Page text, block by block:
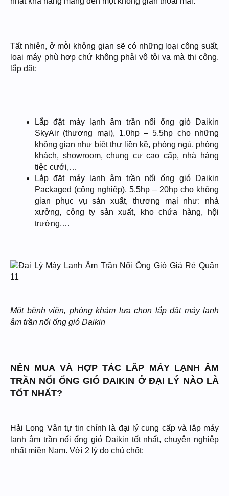
Tất nhiên, ở mỗi không gian sẽ có những loại công suất,
loại máy phù hợp chứ không phải vô tội vạ mà thi công,
lắp đặt:
Lắp đặt máy lạnh âm trần nối ống gió Daikin
SkyAir (thương mại), 1.0hp – 5.5hp cho những
không gian như biệt thự liền kề, phòng ngủ, phòng
khách, showroom, chung cư cao cấp, nhà hàng
tiệc cưới,…
Lắp đặt máy lạnh âm trần nối ống gió Daikin
Packaged (công nghiệp), 5.5hp – 20hp cho không
gian phục vụ sản xuất, thương mại như: nhà
xưởng, công ty sản xuất, kho chứa hàng, hội
trường,…
Một bệnh viện, phòng khám lựa chọn lắp đặt máy lạnh
âm trần nối ống gió Daikin
NÊN MUA VÀ HỢP TÁC LẮP MÁY LẠNH ÂM
TRẦN NỐI ỐNG GIÓ DAIKIN Ở ĐẠI LÝ NÀO LÀ
TỐT NHẤT?
Hải Long Vân tự tin chính là đại lý cung cấp và lắp máy
lạnh âm trần nối ống gió Daikin tốt nhất, chuyên nghiệp
nhất miền Nam. Với 2 lý do chủ chốt: